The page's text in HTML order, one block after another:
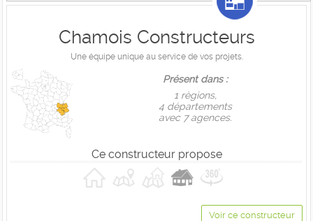
Chamois Constructeurs
Une équipe unique au service de vos projets.
Présent dans :
1 règions,
4 départements
avec 7 agences.
Ce constructeur propose
Voir ce constructeur